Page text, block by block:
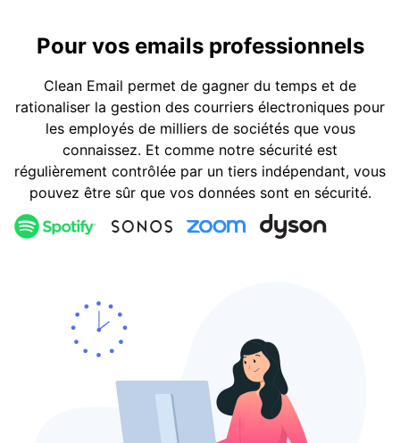
Pour vos emails professionnels
Clean Email permet de gagner du temps et de
rationaliser la gestion des courriers électroniques pour
les employés de milliers de sociétés que vous
connaissez. Et comme notre sécurité est
régulièrement contrôlée par un tiers indépendant, vous
pouvez être sûr que vos données sont en sécurité.